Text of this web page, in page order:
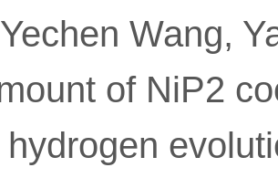
Yechen Wang,
of NiP2